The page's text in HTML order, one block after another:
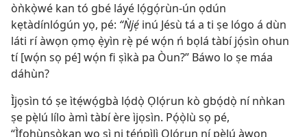
òǹkọ̀wé kan tó gbé láyé lọ́gọ́rùn-ún ọdún
kẹtàdínlógún yọ, pé: “Ǹjẹ́ inú Jésù tá a ti ṣe lógo á dùn
láti rí àwọn ọmọ ẹ̀yìn rẹ̀ pé wọ́n ń bọlá tàbí jọ́sìn ohun
tí [wọ́n sọ pé] wọ́n fi ṣìkà pa Òun?” Báwo lo ṣe máa
dáhùn?
Ìjọsìn tó ṣe ìtẹ́wọ́gbà lọ́dọ̀ Ọlọ́run kò gbọ́dọ̀ ní nǹkan
ṣe pẹ̀lú lílo àmì tàbí ère ìjọsìn. Pọ́ọ̀lù sọ pé,
“Ìfohùnṣọ̀kan wo sì ni tẹ́ńpìlì Ọlọ́run ní pẹ̀lú àwọn